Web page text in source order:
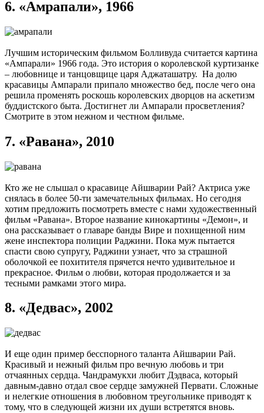
6. «Амрапали», 1966
Лучшим историческим фильмом Болливуда считается картина
«Ампарали» 1966 года. Это история о королевской куртизанке
– любовнице и танцовщице царя Аджаташатру. На долю
красавицы Ампарали припало множество бед, после чего она
решила променять роскошь королевских дворцов на аскетизм
буддистского быта. Достигнет ли Ампарали просветления?
Смотрите в этом нежном и честном фильме.
7. «Равана», 2010
Кто же не слышал о красавице Айшварии Рай? Актриса уже
снялась в более 50-ти замечательных фильмах. Но сегодня
хотим предложить посмотреть вместе с нами художественный
фильм «Равана». Второе название кинокартины «Демон», и
она рассказывает о главаре банды Вире и похищенной ним
жене инспектора полиции Раджини. Пока муж пытается
спасти свою супругу, Раджини узнает, что за страшной
оболочкой ее похитителя прячется нечто удивительное и
прекрасное. Фильм о любви, которая продолжается и за
тесными рамками этого мира.
8. «Дедвас», 2002
И еще один пример бесспорного таланта Айшварии Рай.
Красивый и нежный фильм про вечную любовь и три
отчаянных сердца. Чандрамукхи любит Дэдваса, который
давным-давно отдал свое сердце замужней Первати. Сложные
и нелегкие отношения в любовном треугольнике приводят к
тому, что в следующей жизни их души встретятся вновь.